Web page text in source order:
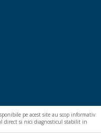
pe acest site au scop informativ
direct si nici diagnosticul stabilit in